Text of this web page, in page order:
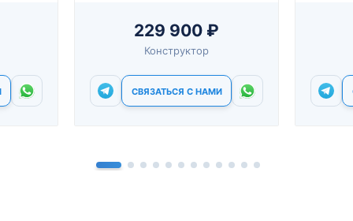
229 900 ₽
Конструктор
СВЯЗАТЬСЯ С НАМИ